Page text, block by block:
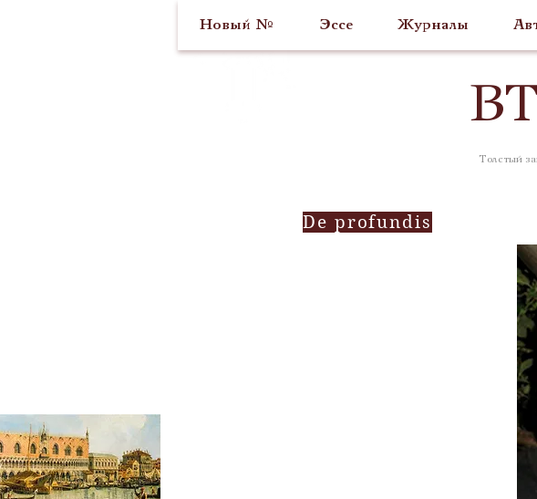
Новый № Эссе Журналы
Толстый
De profundis